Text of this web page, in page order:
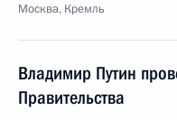
Москва, Кремль
Владимир Путин
Правительства